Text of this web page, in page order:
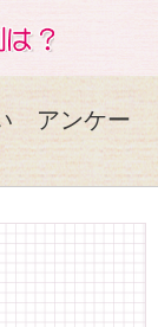
アンケー